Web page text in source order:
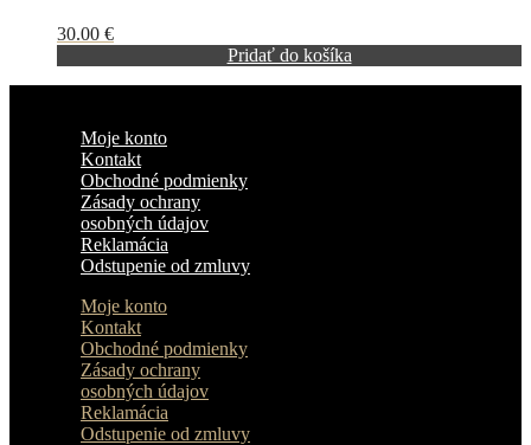
30.00 €
Pridať do košíka
Moje konto
Kontakt
Obchodné podmienky
Zásady ochrany
osobných údajov
Reklamácia
Odstupenie od zmluvy
Moje konto
Kontakt
Obchodné podmienky
Zásady ochrany
osobných údajov
Reklamácia
Odstupenie od zmluvy